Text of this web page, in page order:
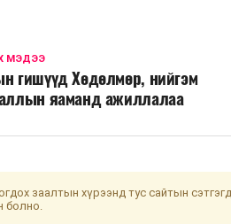
МЭДЭЭ
гишүүд Хөдөлмөр, нийгэм
яаманд ажиллалаа
заалтын хүрээнд тус сайтын
болно.